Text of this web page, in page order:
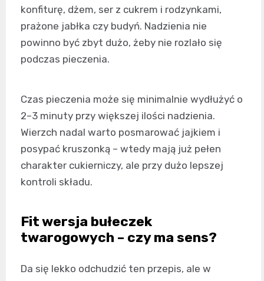
konfiturę, dżem, ser z cukrem i rodzynkami,
prażone jabłka czy budyń. Nadzienia nie
powinno być zbyt dużo, żeby nie rozlało się
podczas pieczenia.
Czas pieczenia może się minimalnie wydłużyć o
2–3 minuty przy większej ilości nadzienia.
Wierzch nadal warto posmarować jajkiem i
posypać kruszonką – wtedy mają już pełen
charakter cukierniczy, ale przy dużo lepszej
kontroli składu.
Fit wersja bułeczek
twarogowych – czy ma sens?
Da się lekko odchudzić ten przepis, ale w